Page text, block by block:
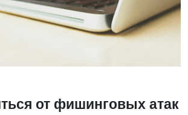
от фишинговых атак